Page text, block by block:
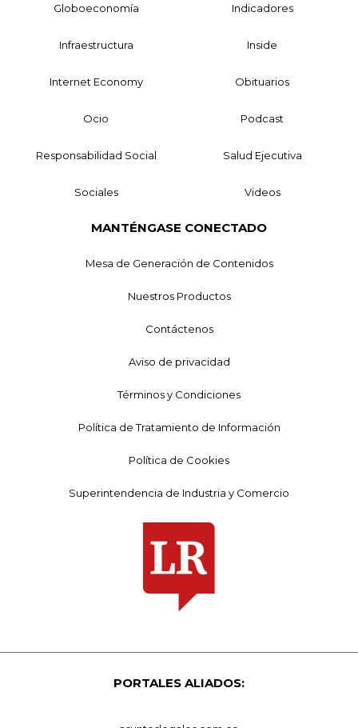
Globoeconomía Indicadores
Infraestructura Inside
Internet Economy Obituarios
Ocio Podcast
Responsabilidad Social Salud Ejecutiva
Sociales Videos
MANTÉNGASE CONECTADO
Mesa de Generación de Contenidos
Nuestros Productos
Contáctenos
Aviso de privacidad
Términos y Condiciones
Política de Tratamiento de Información
Política de Cookies
Superintendencia de Industria y Comercio
PORTALES ALIADOS: